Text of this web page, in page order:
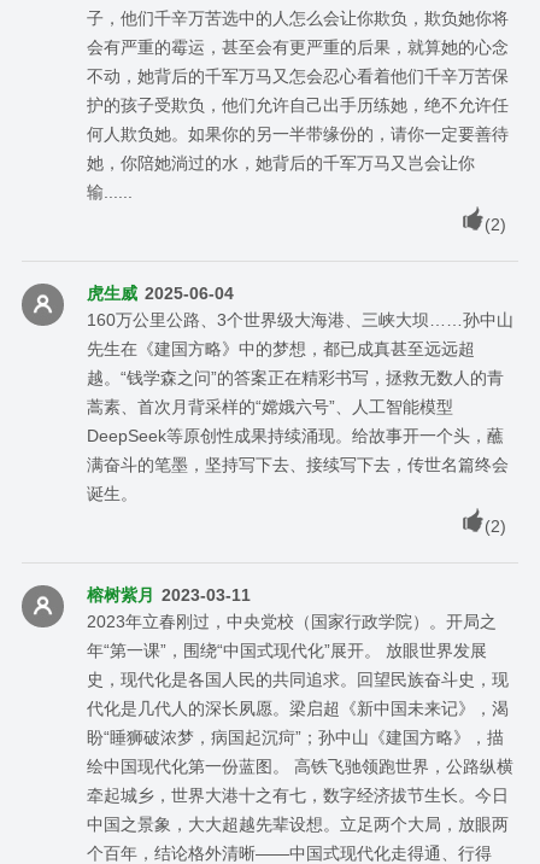
子，他们千辛万苦选中的人怎么会让你欺负，欺负她你将
会有严重的霉运，甚至会有更严重的后果，就算她的心念
不动，她背后的千军万马又怎会忍心看着他们千辛万苦保
护的孩子受欺负，他们允许自己出手历练她，绝不允许任
何人欺负她。如果你的另一半带缘份的，请你一定要善待
她，你陪她淌过的水，她背后的千军万马又岂会让你
输......
(2)
虎生威 2025-06-04
160万公里公路、3个世界级大海港、三峡大坝……孙中山
先生在《建国方略》中的梦想，都已成真甚至远远超
越。“钱学森之问”的答案正在精彩书写，拯救无数人的青
蒿素、首次月背采样的“嫦娥六号”、人工智能模型
DeepSeek等原创性成果持续涌现。给故事开一个头，蘸
满奋斗的笔墨，坚持写下去、接续写下去，传世名篇终会
诞生。
(2)
榕树紫月
2023-03-11
2023年立春刚过，中央党校（国家行政学院）。开局之
年“第一课”，围绕“中国式现代化”展开。 放眼世界发展
史，现代化是各国人民的共同追求。回望民族奋斗史，现
代化是几代人的深长夙愿。梁启超《新中国未来记》，渴
盼“睡狮破浓梦，病国起沉疴”；孙中山《建国方略》，描
绘中国现代化第一份蓝图。 高铁飞驰领跑世界，公路纵横
牵起城乡，世界大港十之有七，数字经济拔节生长。今日
中国之景象，大大超越先辈设想。立足两个大局，放眼两
个百年，结论格外清晰——中国式现代化走得通、行得